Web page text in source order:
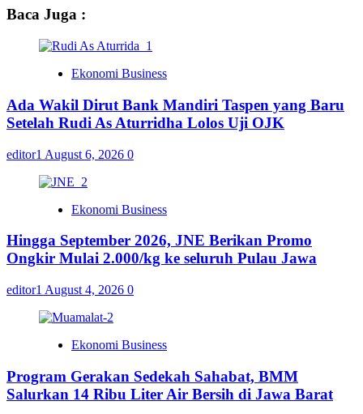
Baca Juga :
Ekonomi Business
Ada Wakil Dirut Bank Mandiri Taspen yang Baru
Setelah Rudi As Aturridha Lolos Uji OJK
editor1 August 6, 2026 0
Ekonomi Business
Hingga September 2026, JNE Berikan Promo
Ongkir Mulai 2.000/kg ke seluruh Pulau Jawa
editor1 August 4, 2026 0
Ekonomi Business
Program Gerakan Sedekah Sahabat, BMM
Salurkan 14 Ribu Liter Air Bersih di Jawa Barat